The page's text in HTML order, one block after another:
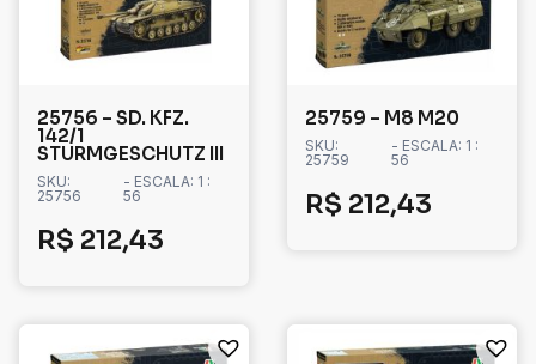
25756 – SD. KFZ.
142/1
STURMGESCHUTZ III
SKU:
25756
- ESCALA: 1 :
56
R$ 212,43
25759 – M8 M20
SKU:
25759
- ESCALA: 1 :
56
R$ 212,43